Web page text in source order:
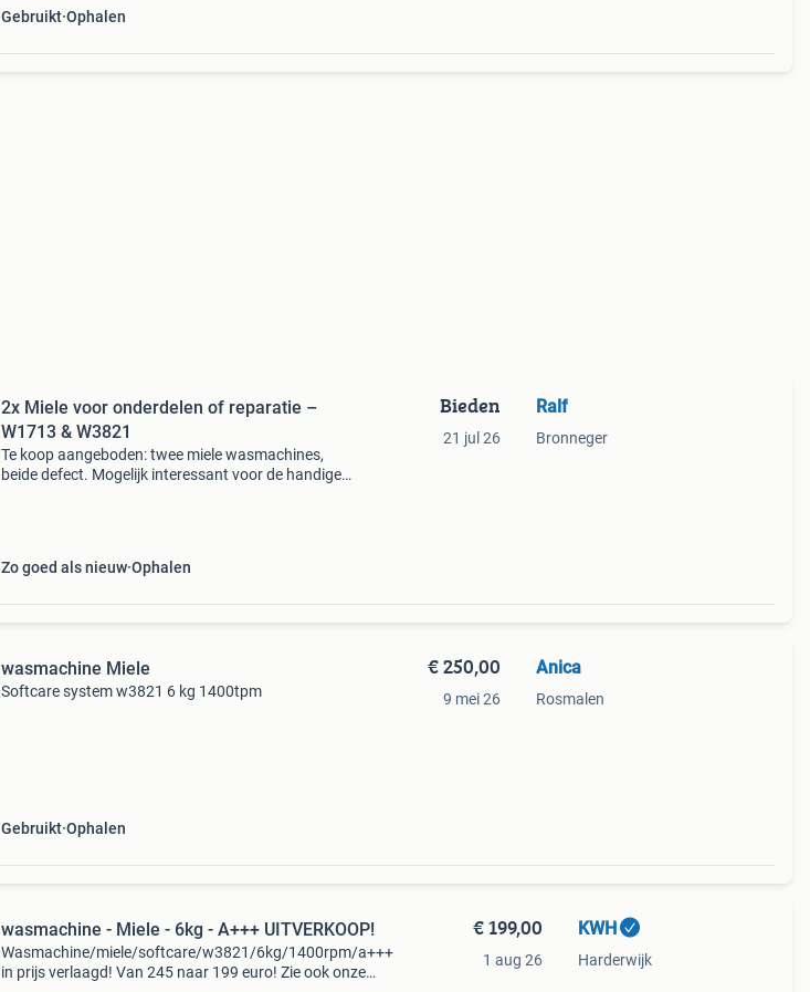
Gebruikt Ophalen
2x Miele voor onderdelen of reparatie –
W1713 & W3821
Te koop aangeboden: twee miele wasmachines,
beide defect. Mogelijk interessant voor de handige
Zo goed als nieuw Ophalen
Bieden
21 jul 26
Ralf
Bronneger
wasmachine Miele
Softcare system w3821 6 kg 1400tpm
Gebruikt Ophalen
€ 250,00
9 mei 26
Anica
Rosmalen
wasmachine - Miele - 6kg - A+++ UITVERKOOP!
Wasmachine/miele/softcare/w3821/6kg/1400rpm/a+++
in prijs verlaagd! Van 245 naar 199 euro! Zie ook onze
€ 199,00
1 aug 26
KWH
Harderwijk